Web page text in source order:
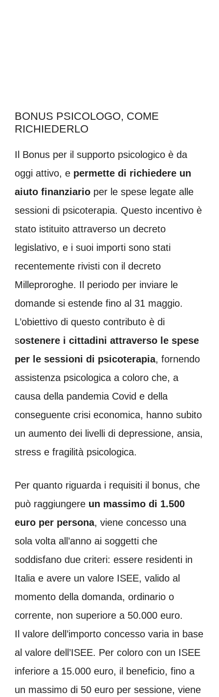
BONUS PSICOLOGO, COME
RICHIEDERLO
Il Bonus per il supporto psicologico è da
oggi attivo, e permette di richiedere un
aiuto finanziario per le spese legate alle
sessioni di psicoterapia. Questo incentivo è
stato istituito attraverso un decreto
legislativo, e i suoi importi sono stati
recentemente rivisti con il decreto
Milleproroghe. Il periodo per inviare le
domande si estende fino al 31 maggio.
L’obiettivo di questo contributo è di
sostenere i cittadini attraverso le spese
per le sessioni di psicoterapia, fornendo
assistenza psicologica a coloro che, a
causa della pandemia Covid e della
conseguente crisi economica, hanno subito
un aumento dei livelli di depressione, ansia,
stress e fragilità psicologica.
Per quanto riguarda i requisiti il bonus, che
può raggiungere un massimo di 1.500
euro per persona, viene concesso una
sola volta all’anno ai soggetti che
soddisfano due criteri: essere residenti in
Italia e avere un valore ISEE, valido al
momento della domanda, ordinario o
corrente, non superiore a 50.000 euro.
Il valore dell’importo concesso varia in base
al valore dell’ISEE. Per coloro con un ISEE
inferiore a 15.000 euro, il beneficio, fino a
un massimo di 50 euro per sessione, viene